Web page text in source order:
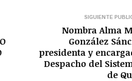
SIGUIENTE
Nombra Alma
González
presidenta y
Despacho del
de